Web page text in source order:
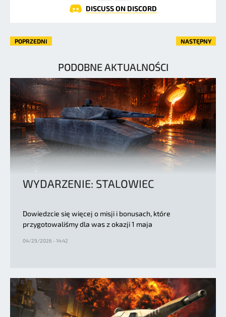
DISCUSS ON DISCORD
POPRZEDNI NASTĘPNY
PODOBNE AKTUALNOŚCI
WYDARZENIE: STALOWIEC
Dowiedzcie się więcej o misji i bonusach, które
przygotowaliśmy dla was z okazji 1 maja
04/29/2026 - 14:42